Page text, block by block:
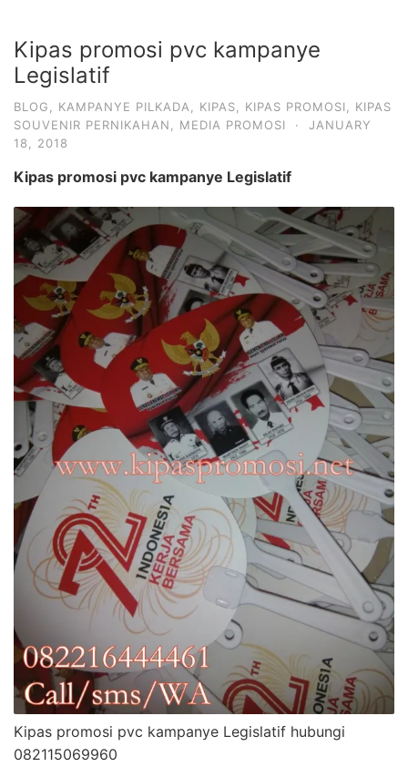
Kipas promosi pvc kampanye
Legislatif
BLOG KAMPANYE PILKADA KIPAS KIPAS PROMOSI
KIPAS
SOUVENIR PERNIKAHAN
MEDIA PROMOSI ·
JANUARY
18, 2018
Kipas promosi pvc kampanye Legislatif
Kipas promosi pvc kampanye Legislatif hubungi
082115069960